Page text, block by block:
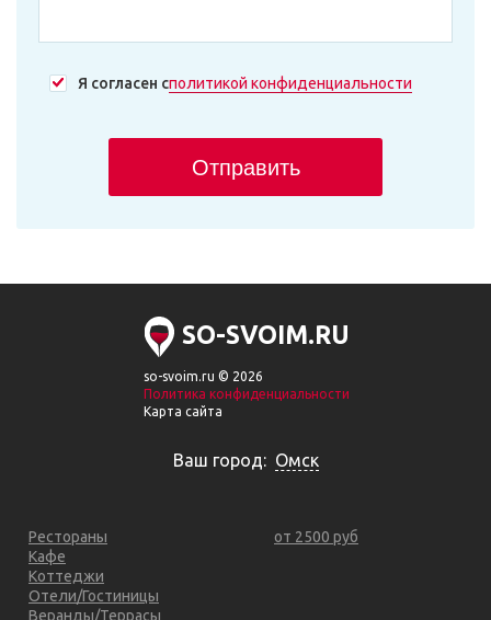
Я согласен сполитикой конфиденциальности
Отправить
SO-SVOIM.RU
so-svoim.ru © 2026
Политика конфиденциальности
Карта сайта
Ваш город: Омск
Рестораны
Кафе
Коттеджи
Отели/Гостиницы
Веранды/Террасы
от 2500 руб